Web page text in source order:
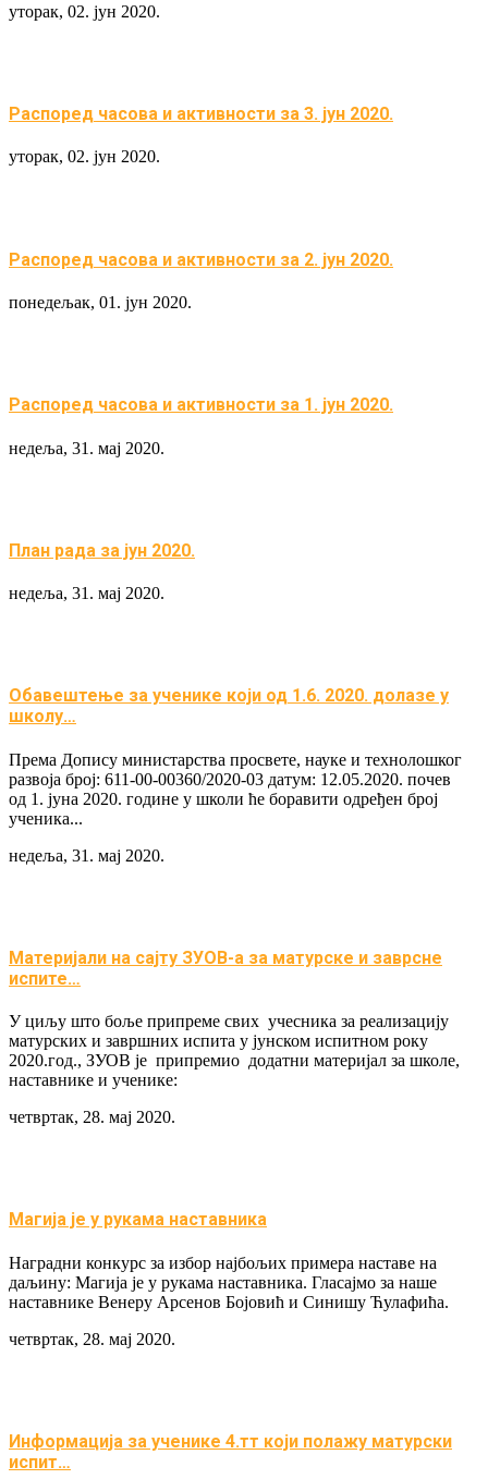
уторак, 02. јун 2020.
Распоред часова и активности за 3. јун 2020.
уторак, 02. јун 2020.
Распоред часова и активности за 2. јун 2020.
понедељак, 01. јун 2020.
Распоред часова и активности за 1. јун 2020.
недеља, 31. мај 2020.
План рада за јун 2020.
недеља, 31. мај 2020.
Обавештење за ученике који од 1.6. 2020. долазе у
школу…
Према Допису министарства просвете, науке и технолошког
развоја број: 611-00-00360/2020-03 датум: 12.05.2020. почев
од 1. јуна 2020. године у школи ће боравити одређен број
ученика...
недеља, 31. мај 2020.
Материјали на сајту ЗУОВ-а за матурске и заврсне
испите…
У циљу што боље припреме свих учесника за реализацију
матурских и завршних испита у јунском испитном року
2020.год., ЗУОВ је припремио додатни материјал за школе,
наставнике и ученике:
четвртак, 28. мај 2020.
Магија је у рукама наставника
Наградни конкурс за избор најбољих примера наставе на
даљину: Магија је у рукама наставника. Гласајмо за наше
наставнике Венеру Арсенов Бојовић и Синишу Ћулафића.
четвртак, 28. мај 2020.
Информација за ученике 4.тт који полажу матурски
испит…